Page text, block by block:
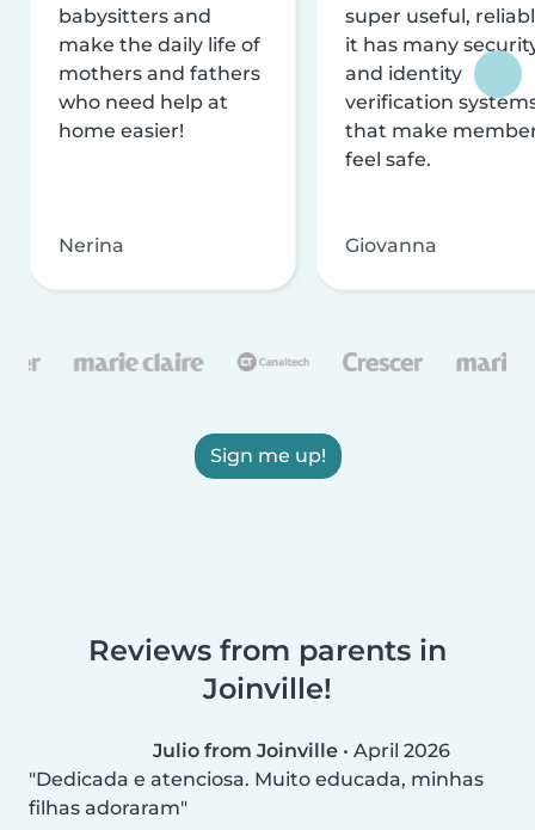
babysitters and
make the daily life of
mothers and fathers
who need help at
home easier!
Nerina
super useful,
it has many
and identity
verification
that make
feel safe.
Giovanna
Sign me up!
Reviews from parents in
Joinville!
Julio from Joinville • April 2026
Dedicada e atenciosa. Muito educada, minhas
filhas adoraram